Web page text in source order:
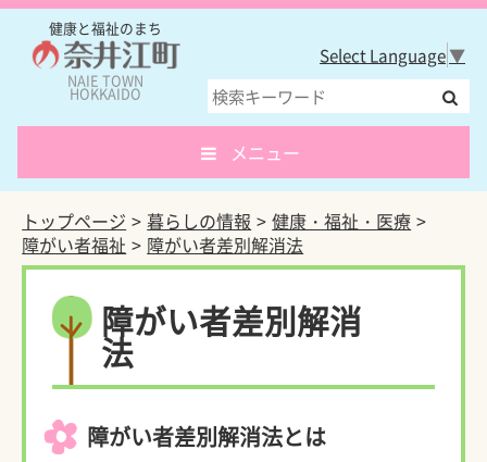
健康と福祉のまち
NAIE TOWN
HOKKAIDO
Select Language▼
メニュー
トップページ 暮らしの情報
健康・福祉・医療
障がい者福祉
障がい者差別解消法
障がい者差別解消
法
障がい者差別解消法とは